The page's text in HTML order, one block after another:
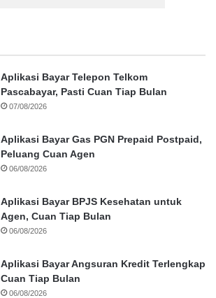
Aplikasi Bayar Telepon Telkom
Pascabayar, Pasti Cuan Tiap Bulan
07/08/2026
Aplikasi Bayar Gas PGN Prepaid Postpaid,
Peluang Cuan Agen
06/08/2026
Aplikasi Bayar BPJS Kesehatan untuk
Agen, Cuan Tiap Bulan
06/08/2026
Aplikasi Bayar Angsuran Kredit Terlengkap
Cuan Tiap Bulan
06/08/2026